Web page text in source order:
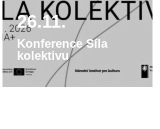
26.11.
Konference Síla
kolektivu